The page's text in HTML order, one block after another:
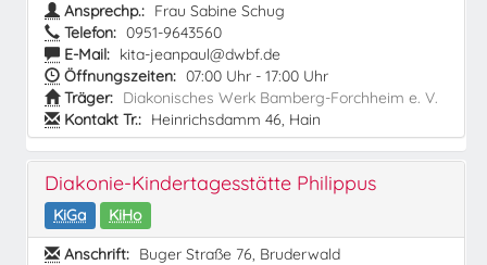
Ansprechp.: Frau Sabine Schug
Telefon: 0951-9643560
E-Mail: kita-jeanpaul@dwbf.de
Öffnungszeiten: 07:00 Uhr - 17:00 Uhr
Träger: Diakonisches Werk Bamberg-Forchheim e. V.
Kontakt Tr.: Heinrichsdamm 46, Hain
Diakonie-Kindertagesstätte Philippus
KiGa
KiHo
Anschrift: Buger Straße 76, Bruderwald